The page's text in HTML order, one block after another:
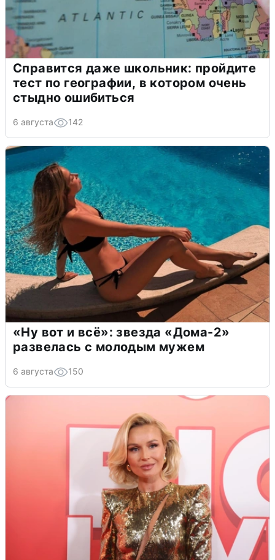
Справится даже школьник: пройдите
тест по географии, в котором очень
стыдно ошибиться
6 августа 142
«Ну вот и всё»: звезда «Дома-2»
развелась с молодым мужем
6 августа 150